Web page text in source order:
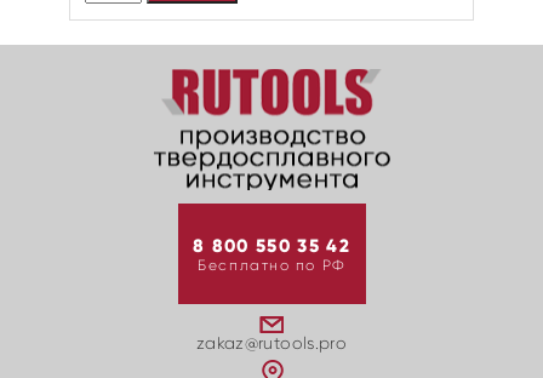
8 800 550 35 42
Бесплатно по РФ
zakaz@rutools.pro